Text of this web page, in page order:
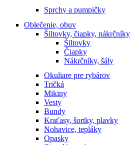
Sprchy a pumpičky
Oblečenie, obuv
Šiltovky, čiapky, nákrčníky
Šiltovky
Čiapky
Nákrčníky, šály
Okuliare pre rybárov
Tričká
Mikiny
Vesty
Bundy
Kraťasy, šortky, plavky
Nohavice, tepláky
Opasky